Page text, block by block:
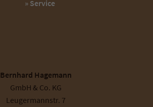
» Service
Bernhard Hagemann
GmbH & Co. KG
Leugermannstr. 7